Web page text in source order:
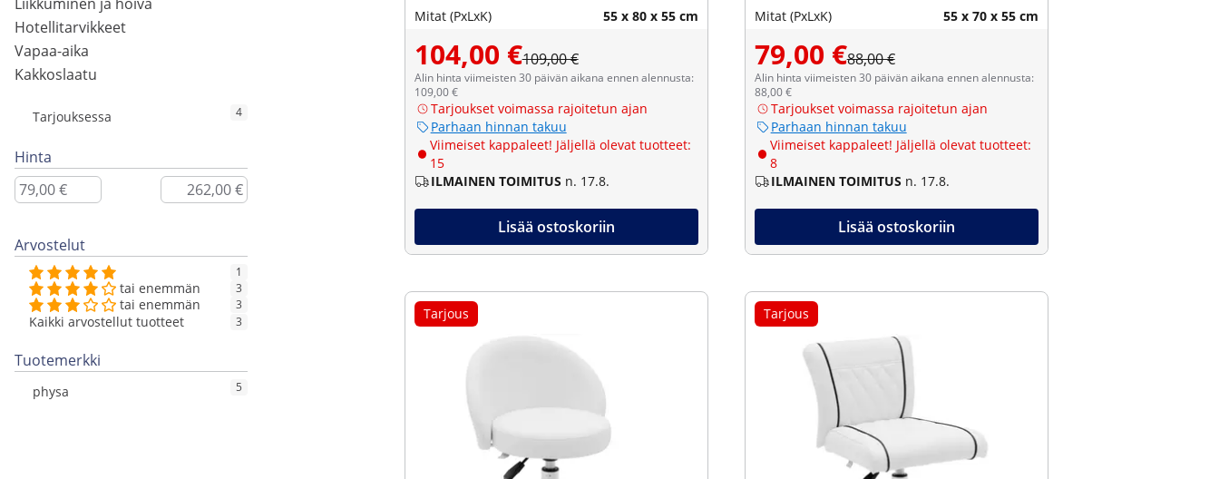
Hotellitarvikkeet
Vapaa-aika
Kakkoslaatu
Tarjouksessa 4
Hinta
Arvostelut
1
tai enemmän 3
tai enemmän 3
Kaikki arvostellut tuotteet 3
Tuotemerkki
physa 5
Mitat (PxLxK) 55 x 80 x 55 cm
104,00 €109,00 €
Alin hinta viimeisten 30 päivän aikana ennen alennusta:
109,00 €
Tarjoukset voimassa rajoitetun ajan
Parhaan hinnan takuu
Viimeiset kappaleet! Jäljellä olevat tuotteet:
15
ILMAINEN TOIMITUS n. 17.8.
Lisää ostoskoriin
Mitat (PxLxK) 55 x 70 x 55 cm
79,00 €88,00 €
Alin hinta viimeisten 30 päivän aikana ennen alennusta:
88,00 €
Tarjoukset voimassa rajoitetun ajan
Parhaan hinnan takuu
Viimeiset kappaleet! Jäljellä olevat tuotteet:
8
ILMAINEN TOIMITUS n. 17.8.
Lisää ostoskoriin
Tarjous Tarjous